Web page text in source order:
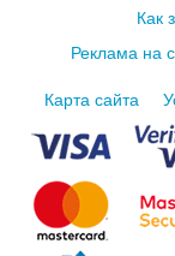
Как
Реклама на
Карта сайта